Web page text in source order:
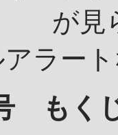
が見
ラー
もく